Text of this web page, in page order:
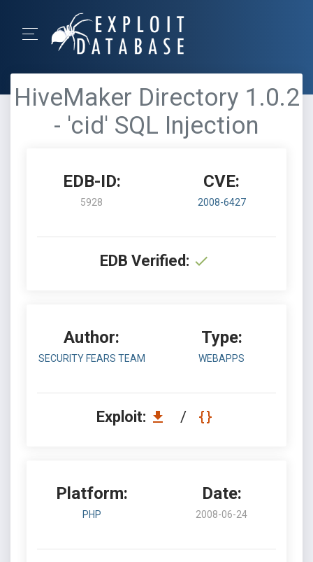
HiveMaker Directory 1.0.2
- 'cid' SQL Injection
EDB-ID:
5928
CVE:
2008-6427
EDB Verified:
Author:
SECURITY FEARS TEAM
Type:
WEBAPPS
Exploit: /
Platform:
PHP
Date:
2008-06-24